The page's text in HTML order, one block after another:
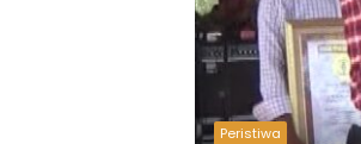
Peristiwa